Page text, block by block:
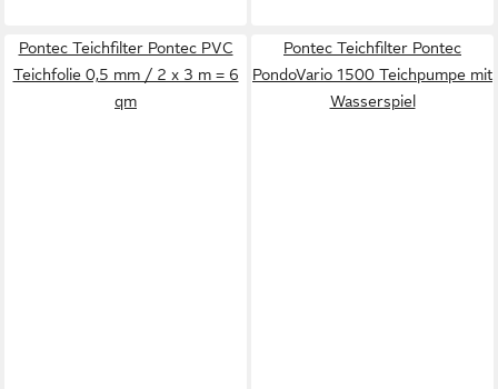
Pontec Teichfilter Pontec PVC
Teichfolie 0,5 mm / 2 x 3 m = 6
qm
Pontec Teichfilter Pontec
PondoVario 1500 Teichpumpe mit
Wasserspiel